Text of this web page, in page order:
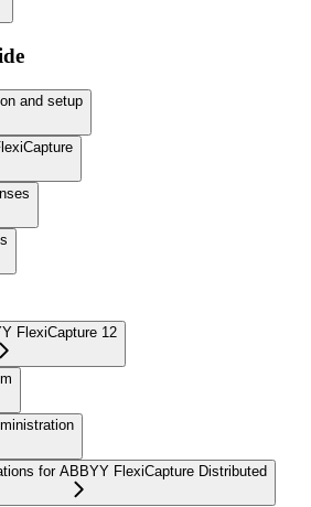
and setup
FlexiCapture 12
for ABBYY FlexiCapture Distributed